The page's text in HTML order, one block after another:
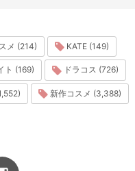
メ (214) KATE (149)
ト (169) ドラコス (726)
新作コスメ (3,388)